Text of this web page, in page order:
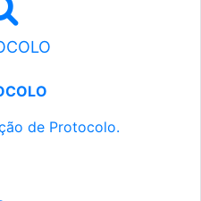
de Protocolo.